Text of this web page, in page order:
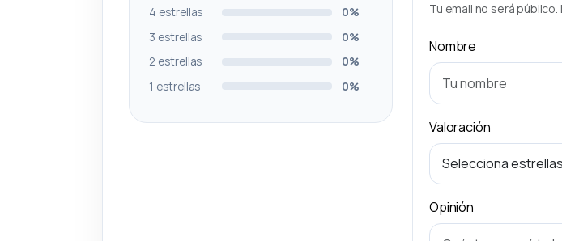
4 estrellas
0%
3 estrellas
0%
2 estrellas
0%
1 estrellas
0%
Tu email no será
Nombre
Valoración
Opinión